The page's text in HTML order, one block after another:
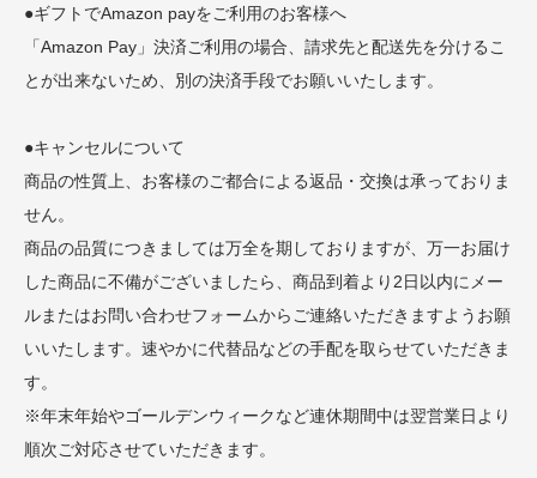
●ギフトでAmazon payをご利用のお客様へ
「Amazon Pay」決済ご利用の場合、請求先と配送先を分けるこ
とが出来ないため、別の決済手段でお願いいたします。
●キャンセルについて
商品の性質上、お客様のご都合による返品・交換は承っておりま
せん。
商品の品質につきましては万全を期しておりますが、万一お届け
した商品に不備がございましたら、商品到着より2日以内にメー
ルまたはお問い合わせフォームからご連絡いただきますようお願
いいたします。速やかに代替品などの手配を取らせていただきま
す。
※年末年始やゴールデンウィークなど連休期間中は翌営業日より
順次ご対応させていただきます。